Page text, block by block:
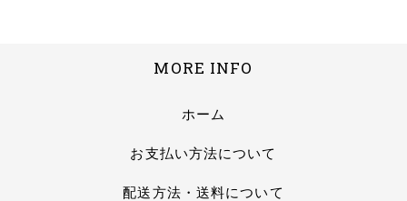
MORE INFO
ホーム
お支払い方法について
配送方法・送料について